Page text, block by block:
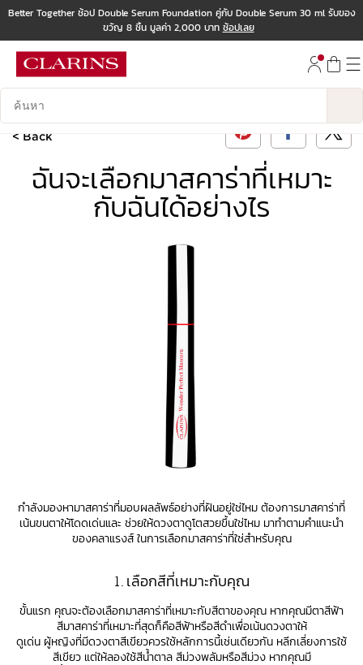
ไปที่ส่วนท้าย
Better Together ช้อป Double Serum Foundation คู่กับ Double Serum 30 ml รับของ
ขวัญ 8 ชิ้น มูลค่า 2,000 บาท ช้อปเลย
บันทึกข้อมูลค้นหา
< Back
ฉันจะเลือกมาสคาร่าที่เหมาะ
กับฉันได้อย่างไร
กำลังมองหามาสคาร่าที่มอบผลลัพธ์อย่างที่ฝันอยู่ใช่ไหม ต้องการมาสคาร่าที่
เน้นขนตาให้โดดเด่นและ ช่วยให้ดวงตาดูโตสวยขึ้นใช่ไหม มาทำตามคำแนะนำ
ของคลาแรงส์ ในการเลือกมาสคาร่าที่ใช่สำหรับคุณ
1. เลือกสีที่เหมาะกับคุณ
ขั้นแรก คุณจะต้องเลือกมาสคาร่าที่เหมาะกับสีตาของคุณ หากคุณมีตาสีฟ้า
สีมาสคาร่าที่เหมาะที่สุดก็คือสีฟ้าหรือสีดำเพื่อเน้นดวงตาให้
ดูเด่น ผู้หญิงที่มีดวงตาสีเขียวควรใช้หลักการนี้เช่นเดียวกัน หลีกเลี่ยงการใช้
สีเขียว แต่ให้ลองใช้สีน้ำตาล สีม่วงพลัมหรือสีม่วง หากคุณมี